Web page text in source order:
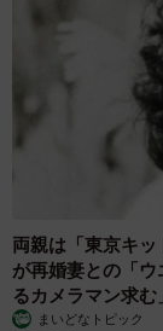
両親は「東京キ
が再婚妻との「
るカメラマン求む
まいどなトピック